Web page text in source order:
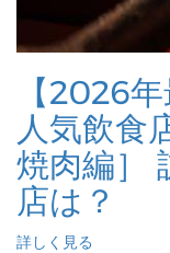
【2026
人気飲食
焼肉編］
店は？
詳しく見る